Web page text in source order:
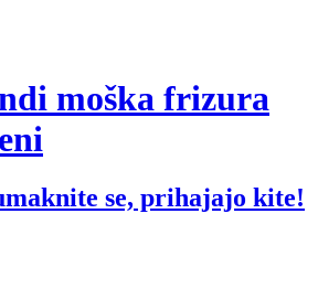
moška frizura
se, prihajajo kite!